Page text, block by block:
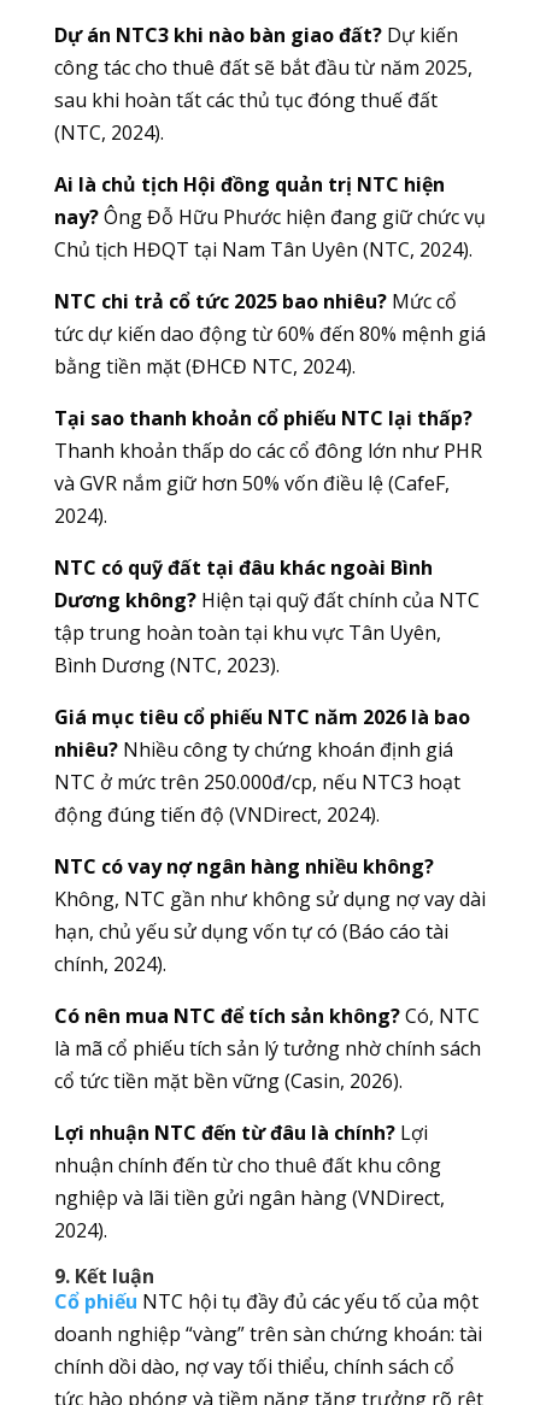
Dự án NTC3 khi nào bàn giao đất?Dự kiến
công tác cho thuê đất sẽ bắt đầu từ năm 2025,
sau khi hoàn tất các thủ tục đóng thuế đất
(NTC, 2024).
Ai là chủ tịch Hội đồng quản trị NTC hiện
nay?Ông Đỗ Hữu Phước hiện đang giữ chức vụ
Chủ tịch HĐQT tại Nam Tân Uyên (NTC, 2024).
NTC chi trả cổ tức 2025 bao nhiêu?Mức cổ
tức dự kiến dao động từ 60% đến 80% mệnh giá
bằng tiền mặt (ĐHCĐ NTC, 2024).
Tại sao thanh khoản cổ phiếu NTC lại thấp?
Thanh khoản thấp do các cổ đông lớn như PHR
và GVR nắm giữ hơn 50% vốn điều lệ (CafeF,
2024).
NTC có quỹ đất tại đâu khác ngoài Bình
Dương không?Hiện tại quỹ đất chính của NTC
tập trung hoàn toàn tại khu vực Tân Uyên,
Bình Dương (NTC, 2023).
Giá mục tiêu cổ phiếu NTC năm 2026 là bao
nhiêu?Nhiều công ty chứng khoán định giá
NTC ở mức trên 250.000đ/cp, nếu NTC3 hoạt
động đúng tiến độ (VNDirect, 2024).
NTC có vay nợ ngân hàng nhiều không?
Không, NTC gần như không sử dụng nợ vay dài
hạn, chủ yếu sử dụng vốn tự có (Báo cáo tài
chính, 2024).
Có nên mua NTC để tích sản không?Có, NTC
là mã cổ phiếu tích sản lý tưởng nhờ chính sách
cổ tức tiền mặt bền vững (Casin, 2026).
Lợi nhuận NTC đến từ đâu là chính?Lợi
nhuận chính đến từ cho thuê đất khu công
nghiệp và lãi tiền gửi ngân hàng (VNDirect,
2024).
9. Kết luận
Cổ phiếu NTC hội tụ đầy đủ các yếu tố của một
doanh nghiệp “vàng” trên sàn chứng khoán: tài
chính dồi dào, nợ vay tối thiểu, chính sách cổ
tức hào phóng và tiềm năng tăng trưởng rõ rệt